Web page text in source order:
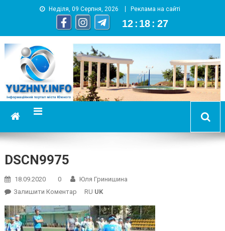
Неділя, 09 Серпня, 2026 Реклама на сайті
12 : 18 : 27
YUZHNY.INFO
информационный портал города Южный
DSCN9975
18.09.2020 0
Юля Гринишина
Залишити КоментарOn RU UK